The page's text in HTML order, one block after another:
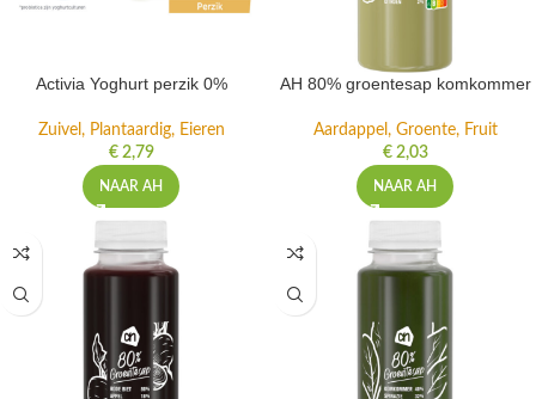
Activia Yoghurt perzik 0%
Zuivel, Plantaardig, Eieren
€2,79
NAAR AH
AH 80% groentesap komkommer
Aardappel, Groente, Fruit
€2,03
NAAR AH